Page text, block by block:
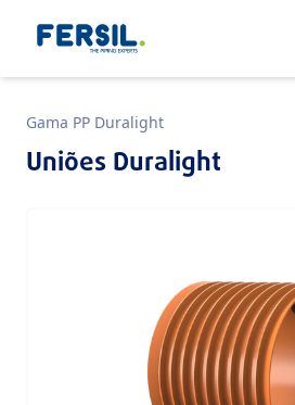
Gama PP Duralight
Uniões Duralight